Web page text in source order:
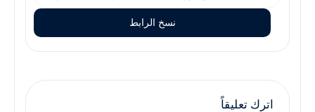
نسخ الرابط
اترك تعليقاً